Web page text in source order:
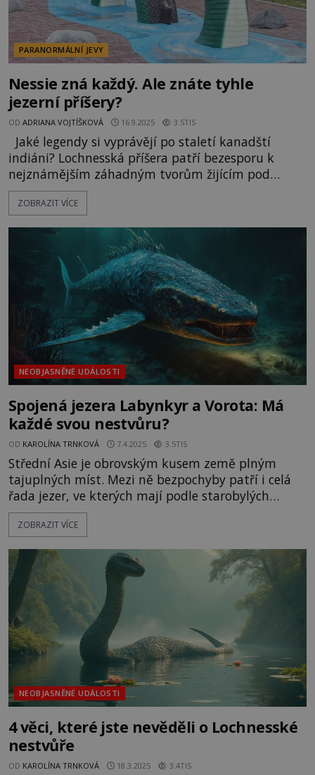
PARANORMÁLNÍ JEVY
Nessie zná každý. Ale znáte tyhle
jezerní příšery?
OD ADRIANA VOJTÍŠKOVÁ 16.9.2025 3.5TIS
indiáni? Lochnesská příšera patří bezesporu k
nejznámějším záhadným tvorům žijícím pod
hladinou hlubokých vod. O podobném monstru se
však už od dávných dob vyprávějí legendy v
například příběhy kanadských indiánů od jezera
Okanagan. Ti tvoru říkají Okopogo a
ZOBRAZIT VÍCE
NEOBJASNĚNÉ UDÁLOSTI
Spojená jezera Labynkyr a Vorota: Má
každé svou nestvůru?
OD KAROLÍNA TRNKOVÁ 7.4.2025 3.5TIS
Střední Asie je obrovským kusem země plným
tajuplných míst. Mezi ně bezpochyby patří i celá
řada jezer, ve kterých mají podle starobylých
legend přežívat pradávné obří nestvůry. A přestože
se výskyt žádné z nich zatím nepodařilo spolehlivě
se prohání na dně ledově studených vod? Záhadní
tvorové ma
ZOBRAZIT VÍCE
NEOBJASNĚNÉ UDÁLOSTI
4 věci, které jste nevěděli o Lochnesské
nestvůře
OD KAROLÍNA TRNKOVÁ 18.3.2025 3.4TIS